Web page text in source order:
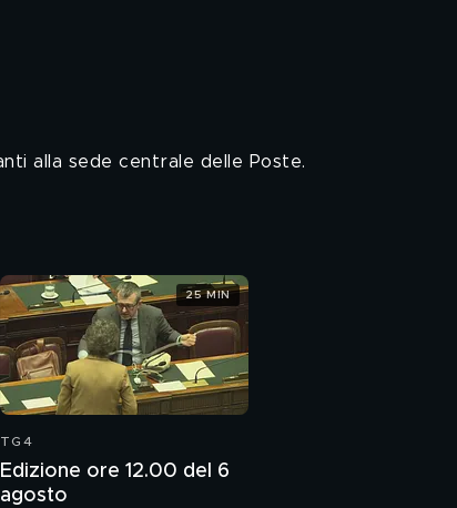
alla sede centrale delle Poste.
TG4
Edizione ore 12.00 del 6
agosto
25 MIN